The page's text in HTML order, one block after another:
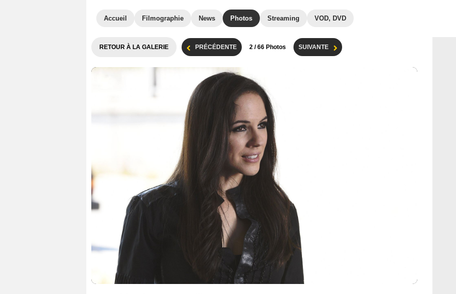
Accueil Filmographie News Photos Streaming VOD, DVD
RETOUR À LA GALERIE PRÉCÉDENTE 2 / 66 Photos SUIVANTE